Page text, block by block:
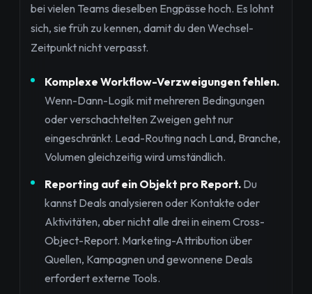
bei vielen Teams dieselben Engpässe hoch. Es lohnt
sich, sie früh zu kennen, damit du den Wechsel-
Zeitpunkt nicht verpasst.
Komplexe Workflow-Verzweigungen fehlen.
Wenn-Dann-Logik mit mehreren Bedingungen
oder verschachtelten Zweigen geht nur
eingeschränkt. Lead-Routing nach Land, Branche,
Volumen gleichzeitig wird umständlich.
Reporting auf ein Objekt pro Report. Du
kannst Deals analysieren oder Kontakte oder
Aktivitäten, aber nicht alle drei in einem Cross-
Object-Report. Marketing-Attribution über
Quellen, Kampagnen und gewonnene Deals
erfordert externe Tools.